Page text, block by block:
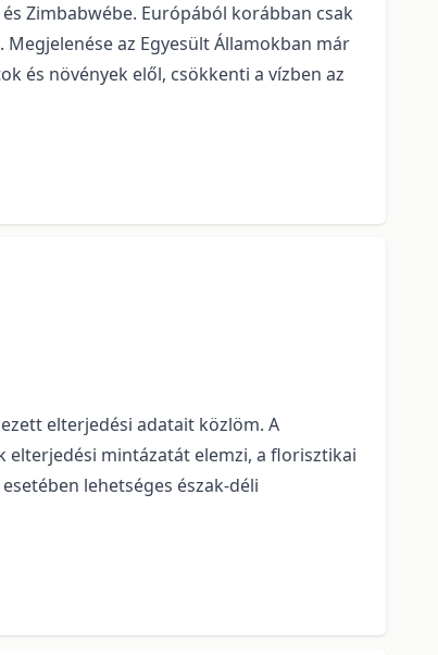
Zim­bab­wé­be. Európából korábban csak
az Egyesült Államokban már
és növények elől, csökkenti a vízben az
elterjedési adatait közlöm. A
elterjedési mintázatát elem­zi, a florisztikai
lehetséges észak-déli